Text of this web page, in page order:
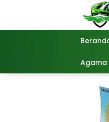
Agama